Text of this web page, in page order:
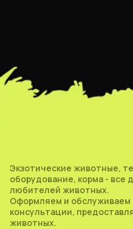
Экзотические животные,
оборудование, корма - все
любителей животных.
Оформляем и обслуживаем
консультации,
животных.